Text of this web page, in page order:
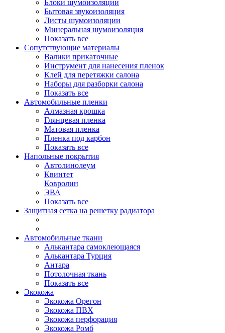
Блоки шумоизоляции
Бытовая звукоизоляция
Листы шумоизоляции
Минеральная шумоизоляция
Показать все
Сопутствующие материалы
Валики прикаточные
Инструмент для нанесения пленок
Клей для перетяжки салона
Наборы для разборки салона
Показать все
Автомобильные пленки
Алмазная крошка
Глянцевая пленка
Матовая пленка
Пленка под карбон
Показать все
Напольные покрытия
Автолинолеум
Квинтет
Ковролин
ЭВА
Показать все
Защитная сетка на решетку радиатора
Автомобильные ткани
Алькантара самоклеющаяся
Алькантара Турция
Антара
Потолочная ткань
Показать все
Экокожа
Экокожа Орегон
Экокожа ПВХ
Экокожа перфорация
Экокожа Ромб